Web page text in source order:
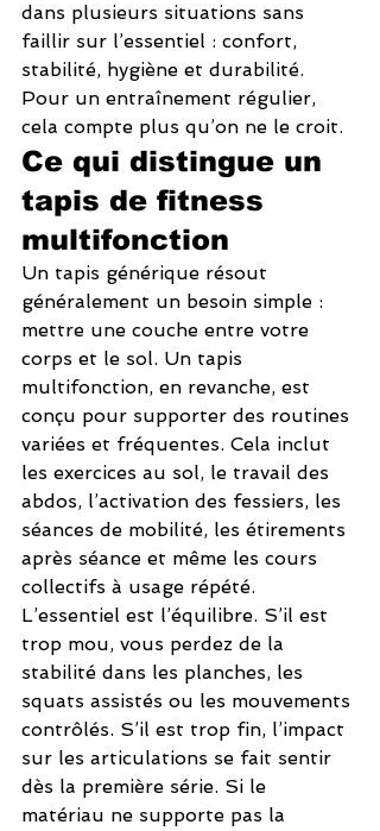
dans plusieurs situations sans
faillir sur l’essentiel : confort,
stabilité, hygiène et durabilité.
Pour un entraînement régulier,
cela compte plus qu’on ne le croit.
Ce qui distingue un
tapis de fitness
multifonction
Un tapis générique résout
généralement un besoin simple :
mettre une couche entre votre
corps et le sol. Un tapis
multifonction, en revanche, est
conçu pour supporter des routines
variées et fréquentes. Cela inclut
les exercices au sol, le travail des
abdos, l’activation des fessiers, les
séances de mobilité, les étirements
après séance et même les cours
collectifs à usage répété.
L’essentiel est l’équilibre. S’il est
trop mou, vous perdez de la
stabilité dans les planches, les
squats assistés ou les mouvements
contrôlés. S’il est trop fin, l’impact
sur les articulations se fait sentir
dès la première série. Si le
matériau ne supporte pas la